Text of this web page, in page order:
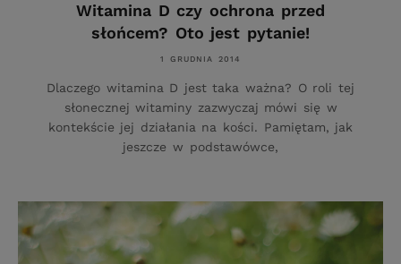
Witamina D czy ochrona przed
słońcem? Oto jest pytanie!
1 GRUDNIA 2014
Dlaczego witamina D jest taka ważna? O roli tej
słonecznej witaminy zazwyczaj mówi się w
kontekście jej działania na kości. Pamiętam, jak
jeszcze w podstawówce,